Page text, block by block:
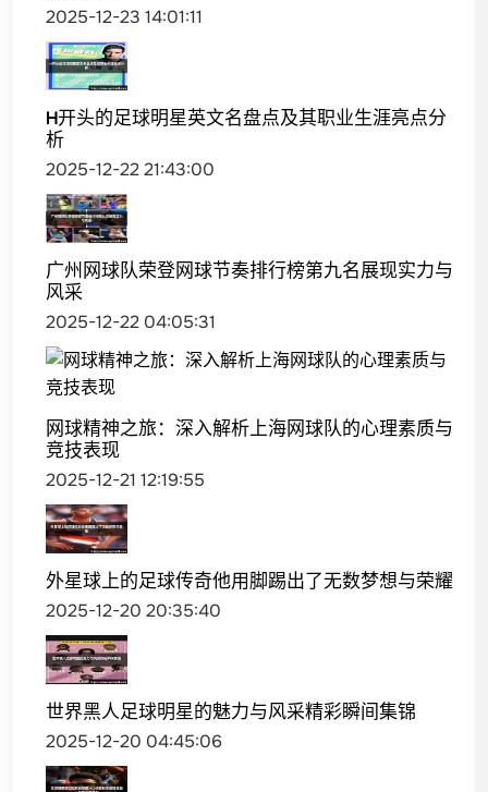
2025-12-23 14:01:11
H开头的足球明星英文名盘点及其职业生涯亮点分
析
2025-12-22 21:43:00
广州网球队荣登网球节奏排行榜第九名展现实力与
风采
2025-12-22 04:05:31
网球精神之旅：深入解析上海网球队的心理素质与
竞技表现
2025-12-21 12:19:55
外星球上的足球传奇他用脚踢出了无数梦想与荣耀
2025-12-20 20:35:40
世界黑人足球明星的魅力与风采精彩瞬间集锦
2025-12-20 04:45:06